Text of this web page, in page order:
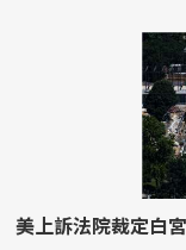
美上訴法院裁定白